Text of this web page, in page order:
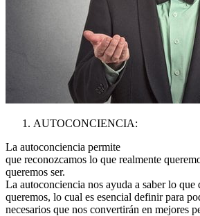
AUTOCONCIENCIA:
La autoconciencia permite
que reconozcamos lo que realmente
queremos ser.
La autoconciencia nos ayuda a saber lo que
queremos, lo cual es esencial definir para
necesarios que nos convertirán en mejores